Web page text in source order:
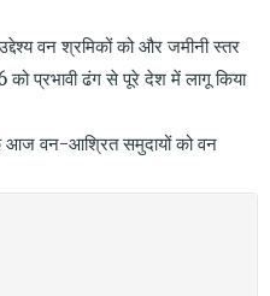
वन श्रमिकों को और जमीनी स्तर
को प्रभावी ढंग से पूरे देश में लागू किया
आज वन-आश्रित समुदायों को वन